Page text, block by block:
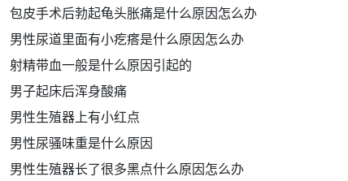
包皮手术后勃起龟头胀痛是什么原因怎么办
男性尿道里面有小疙瘩是什么原因怎么办
射精带血一般是什么原因引起的
男子起床后浑身酸痛
男性生殖器上有小红点
男性尿骚味重是什么原因
男性生殖器长了很多黑点什么原因怎么办